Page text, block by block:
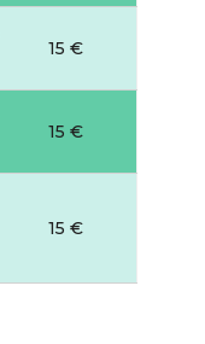
15 €
15 €
15 €